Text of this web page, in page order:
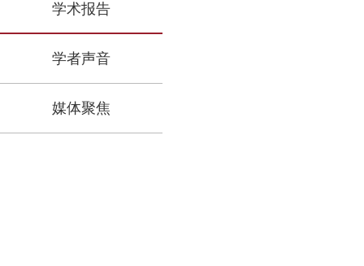
学术报告
学者声音
媒体聚焦